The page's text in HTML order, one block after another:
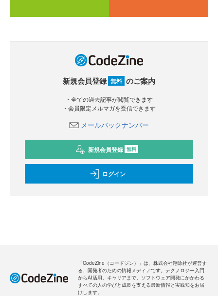
新規会員登録 無料 のご案内
・全ての過去記事が閲覧できます
・会員限定メルマガを受信できます
メールバックナンバー
新規会員登録 無料
ログイン
「CodeZine（コードジン）」は、株式会社翔泳社が運営す
る、開発者のための情報メディアです。テクノロジー入門
からAI活用、キャリアまで、ソフトウェア開発にかかわる
すべての人の学びと成長を支える最新情報と実践知をお届
けします。